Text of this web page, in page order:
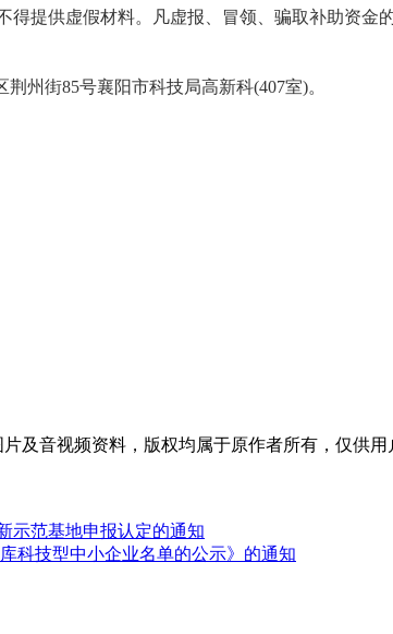
提供虚假材料。凡虚报、冒领、骗取补助资
州街85号襄阳市科技局高新科(407室)。
及音视频资料，版权均属于原作者所有，仅供
示范基地申报认定的通知
科技型中小企业名单的公示》的通知